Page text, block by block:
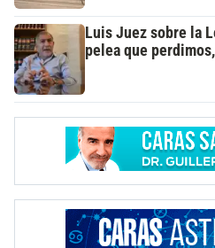
Luis Juez sobre la
pelea que